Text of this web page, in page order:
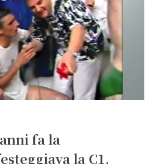
fa la
la C1.